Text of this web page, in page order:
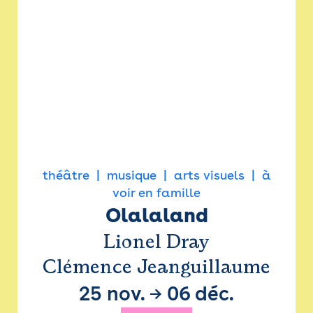
théâtre musique arts visuels
à
voir en famille
Olalaland
Lionel Dray
Clémence Jeanguillaume
25 nov. → 06 déc.